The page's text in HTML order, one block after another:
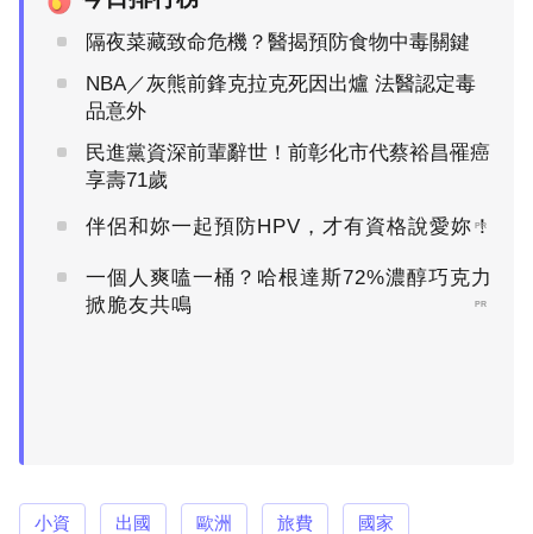
隔夜菜藏致命危機？醫揭預防食物中毒關鍵
NBA／灰熊前鋒克拉克死因出爐 法醫認定毒
品意外
民進黨資深前輩辭世！前彰化市代蔡裕昌罹癌
享壽71歲
伴侶和妳一起預防HPV，才有資格說愛妳！
PR
一個人爽嗑一桶？哈根達斯72%濃醇巧克力
掀脆友共鳴
PR
小資 出國 歐洲 旅費 國家